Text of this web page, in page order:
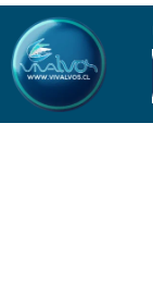
Ir
contenido